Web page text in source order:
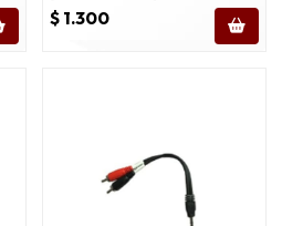
2x1.5 (precio por metro)
$ 1.300